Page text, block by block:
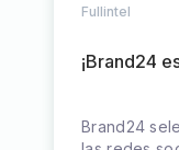
Fullintel
¡Brand24
Brand24